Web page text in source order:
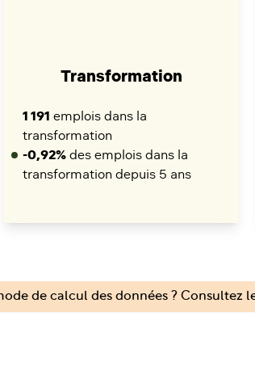
Transformation
1 191 emplois dans la
transformation
-0,92% des emplois dans la
transformation depuis 5 ans
de calcul des données ? Consultez